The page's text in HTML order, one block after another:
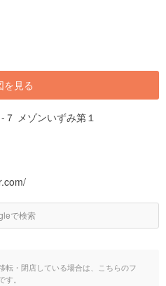
を見る
メゾンいずみ第１
で検索
転・閉店している場合は、こちらのフ
。